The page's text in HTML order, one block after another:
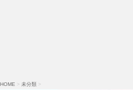
HOME > 未分類 >